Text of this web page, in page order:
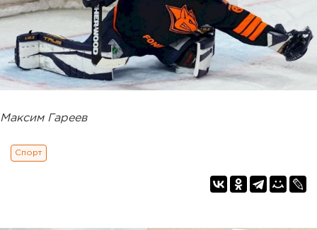
Максим Гареев
Спорт